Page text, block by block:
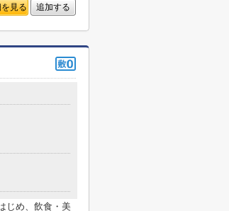
見る 追加する
じめ、飲食・美